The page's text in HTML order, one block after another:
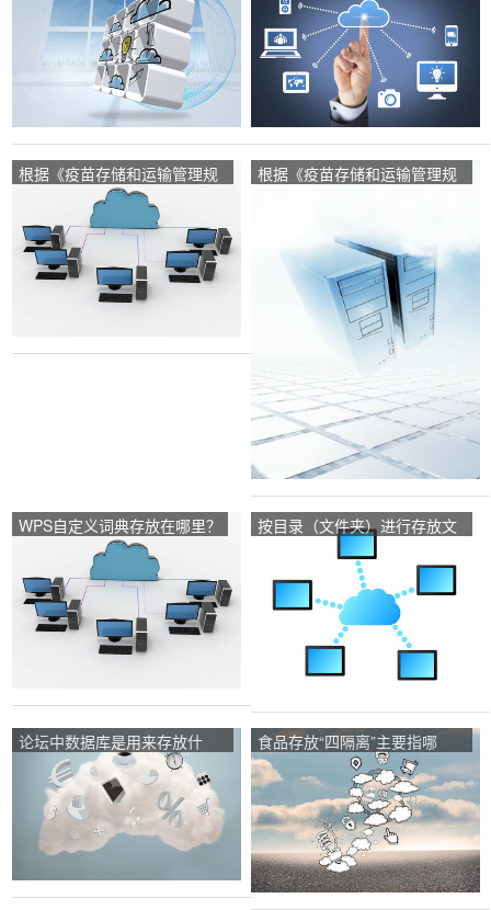
根据《疫苗存储和运输管理规
范》，冰箱存放疫苗的要求和
原则有哪些？
根据《疫苗存储和运输管理规
WPS自定义词典存放在哪里？
按目录（文件夹）进行存放文
件的基本规则？
论坛中数据库是用来存放什
么，空间是用来存放什么？
食品存放“四隔离”主要指哪
些？